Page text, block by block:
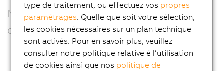
Modularité et précision avec options de
communication
type de traitement, ou effectuez vos propres
paramétrages. Quelle que soit votre sélection,
les cookies nécessaires sur un plan technique
sont activés. Pour en savoir plus, veuillez
consulter notre politique relative é l‘utilisation
de cookies ainsi que nos politique de